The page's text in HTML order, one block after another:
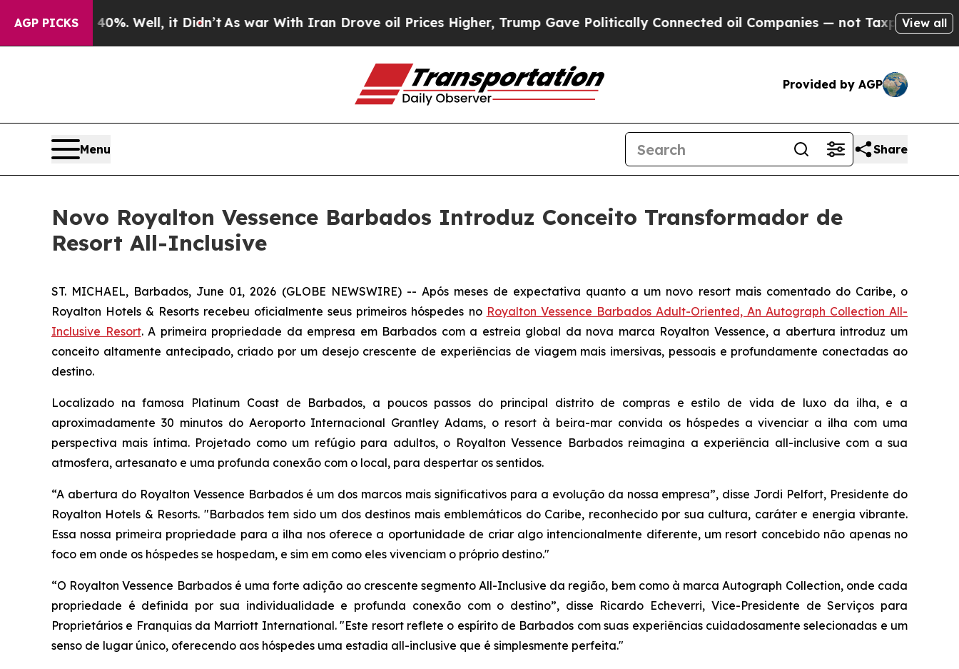
AGP PICKS
40%. Well, it Didn’tAs war With Iran Drove oil Prices Higher, Trump Gave Politically Connected oil Companies — not Taxpayers — the View all
Provided by AGP
Menu Share
Novo Royalton Vessence Barbados Introduz Conceito Transformador de
Resort All-Inclusive
ST. MICHAEL, Barbados, June 01, 2026 (GLOBE NEWSWIRE) -- Após meses de expectativa quanto a um novo resort mais comentado do Caribe, o
Royalton Hotels & Resorts recebeu oficialmente seus primeiros hóspedes no Royalton Vessence Barbados Adult-Oriented, An Autograph Collection All-
Inclusive Resort. A primeira propriedade da empresa em Barbados com a estreia global da nova marca Royalton Vessence, a abertura introduz um
conceito altamente antecipado, criado por um desejo crescente de experiências de viagem mais imersivas, pessoais e profundamente conectadas ao
destino.
Localizado na famosa Platinum Coast de Barbados, a poucos passos do principal distrito de compras e estilo de vida de luxo da ilha, e a
aproximadamente 30 minutos do Aeroporto Internacional Grantley Adams, o resort à beira-mar convida os hóspedes a vivenciar a ilha com uma
perspectiva mais íntima. Projetado como um refúgio para adultos, o Royalton Vessence Barbados reimagina a experiência all-inclusive com a sua
atmosfera, artesanato e uma profunda conexão com o local, para despertar os sentidos.
“A abertura do Royalton Vessence Barbados é um dos marcos mais significativos para a evolução da nossa empresa”, disse Jordi Pelfort, Presidente do
Royalton Hotels & Resorts. "Barbados tem sido um dos destinos mais emblemáticos do Caribe, reconhecido por sua cultura, caráter e energia vibrante.
Essa nossa primeira propriedade para a ilha nos oferece a oportunidade de criar algo intencionalmente diferente, um resort concebido não apenas no
foco em onde os hóspedes se hospedam, e sim em como eles vivenciam o próprio destino."
“O Royalton Vessence Barbados é uma forte adição ao crescente segmento All-Inclusive da região, bem como à marca Autograph Collection, onde cada
propriedade é definida por sua individualidade e profunda conexão com o destino”, disse Ricardo Echeverri, Vice-Presidente de Serviços para
Proprietários e Franquias da Marriott International. "Este resort reflete o espírito de Barbados com suas experiências cuidadosamente selecionadas e um
senso de lugar único, oferecendo aos hóspedes uma estadia all-inclusive que é simplesmente perfeita."